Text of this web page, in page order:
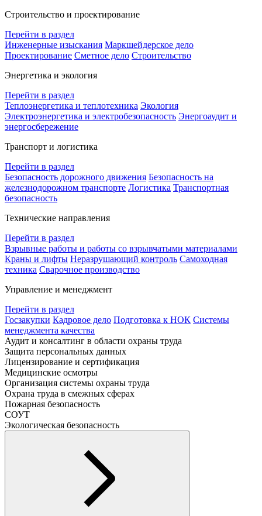
Строительство и проектирование
Перейти в раздел
Инженерные изыскания Маркшейдерское дело
Проектирование Сметное дело Строительство
Энергетика и экология
Перейти в раздел
Теплоэнергетика и теплотехника Экология
Электроэнергетика и электробезопасность Энергоаудит и
энергосбережение
Транспорт и логистика
Перейти в раздел
Безопасность дорожного движения Безопасность на
железнодорожном транспорте Логистика Транспортная
безопасность
Технические направления
Перейти в раздел
Взрывные работы и работы со взрывчатыми материалами
Краны и лифты Неразрушающий контроль Самоходная
техника Сварочное производство
Управление и менеджмент
Перейти в раздел
Госзакупки Кадровое дело Подготовка к НОК Системы
менеджмента качества
Аудит и консалтинг в области охраны труда
Защита персональных данных
Лицензирование и сертификация
Медицинские осмотры
Организация системы охраны труда
Охрана труда в смежных сферах
Пожарная безопасность
СОУТ
Экологическая безопасность